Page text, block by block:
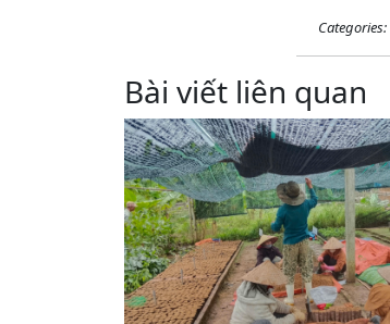
Categories:
Bài viết liên quan